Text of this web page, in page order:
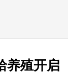
养殖开启